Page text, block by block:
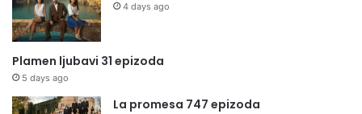
4 days ago
Plamen ljubavi 31 epizoda
5 days ago
La promesa 747 epizoda